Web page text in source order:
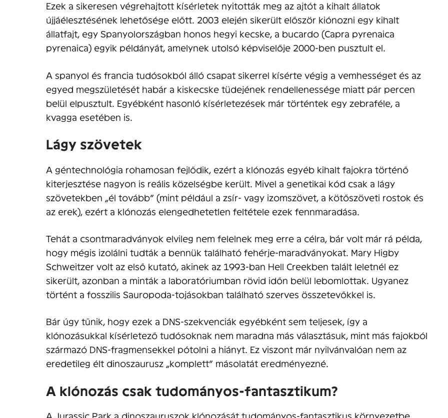
Ezek a sikeresen végrehajtott kísérletek nyitották meg az ajtót a kihalt állatok
újjáélesztésének lehetősége előtt. 2003 elején sikerült először kiónozni egy kihalt
állatfajt, egy Spanyolországban honos hegyi kecske, a bucardo (Capra pyrenaica
pyrenaica) egyik példányát, amelynek utolsó képviselője 2000-ben pusztult el.
A spanyol és francia tudósokból álló csapat sikerrel kísérte végig a vemhességet és az
egyed megszületését habár a kiskecske tüdejének rendellenessége miatt pár percen
belül elpusztult. Egyébként hasonló kísérletezések már történtek egy zebraféle, a
kvagga esetében is.
Lágy szövetek
A géntechnológia rohamosan fejlődik, ezért a klónozás egyéb kihalt fajokra történő
kiterjesztése nagyon is reális közelségbe került. Mivel a genetikai kód csak a lágy
szövetekben „él tovább” (mint például a zsír- vagy izomszövet, a kötőszöveti rostok és
az erek), ezért a klónozás elengedhetetlen feltétele ezek fennmaradása.
Tehát a csontmaradványok elvileg nem felelnek meg erre a célra, bár volt már rá példa,
hogy mégis izolálni tudták a bennük található fehérje-maradványokat. Mary Higby
Schweitzer volt az első kutató, akinek az 1993-ban Hell Creekben talált leletnél ez
sikerült, azonban a minták a laboratóriumban rövid időn belül lebomlottak. Ugyanez
történt a fosszilis Sauropoda-tojásokban található szerves összetevőkkel is.
Bár úgy tűnik, hogy ezek a DNS-szekvenciák egyébként sem teljesek, így a
klónozásukkal kísérletező tudósoknak nem maradna más választásuk, mint más fajokból
származó DNS-fragmensekkel pótolni a hiányt. Ez viszont már nyilvánvalóan nem az
eredetileg élt dinoszaurusz „komplett” másolatát eredményezné.
A klónozás csak tudományos-fantasztikum?